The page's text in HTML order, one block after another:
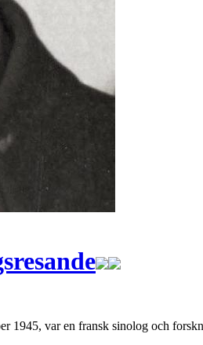
1945, var en fransk sinolog och